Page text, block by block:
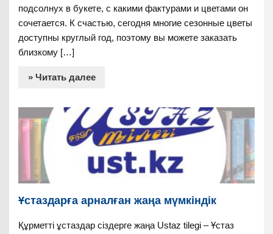
подсолнух в букете, с какими фактурами и цветами он
сочетается. К счастью, сегодня многие сезонные цветы
доступны круглый год, поэтому вы можете заказать
близкому […]
» Читать далее
Ұстаздарға арналған жаңа мүмкіндік
Құрметті ұстаздар сіздерге жаңа Ustaz tilegi – Ұстаз